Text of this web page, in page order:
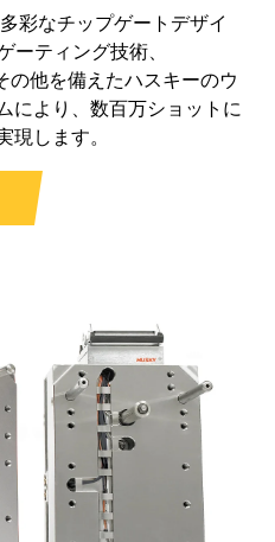
彩なチップゲートデザイ
ーティング技術、
の他を備えたハスキーのウ
により、数百万ショットに
現します。